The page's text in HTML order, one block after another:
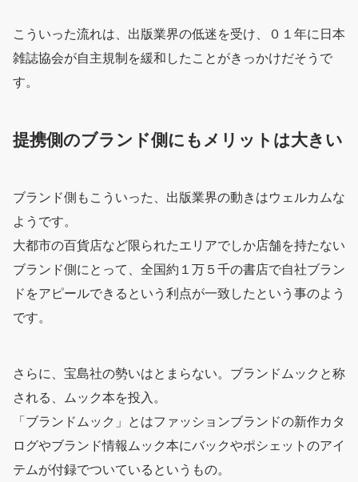
こういった流れは、出版業界の低迷を受け、０１年に日本
雑誌協会が自主規制を緩和したことがきっかけだそうで
す。
提携側のブランド側にもメリットは大きい
ブランド側もこういった、出版業界の動きはウェルカムな
ようです。
大都市の百貨店など限られたエリアでしか店舗を持たない
ブランド側にとって、全国約１万５千の書店で自社ブラン
ドをアピールできるという利点が一致したという事のよう
です。
さらに、宝島社の勢いはとまらない。ブランドムックと称
される、ムック本を投入。
「ブランドムック」とはファッションブランドの新作カタ
ログやブランド情報ムック本にバックやポシェットのアイ
テムが付録でついているというもの。